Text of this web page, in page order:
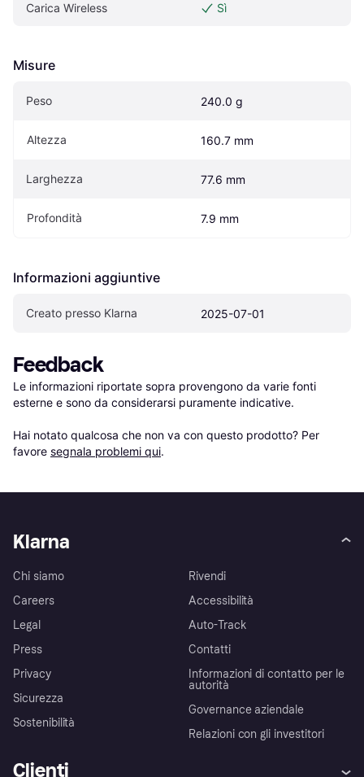
Carica Wireless Sì
Misure
Peso 240.0 g
Altezza 160.7 mm
Larghezza 77.6 mm
Profondità 7.9 mm
Informazioni aggiuntive
Creato presso Klarna 2025-07-01
Feedback
Le informazioni riportate sopra provengono da varie fonti
esterne e sono da considerarsi puramente indicative.
Hai notato qualcosa che non va con questo prodotto? Per
favore segnala problemi qui.
Klarna
Chi siamo
Careers
Legal
Press
Privacy
Sicurezza
Sostenibilità
Rivendi
Accessibilità
Auto-Track
Contatti
Informazioni di contatto per le
autorità
Governance aziendale
Relazioni con gli investitori
Clienti